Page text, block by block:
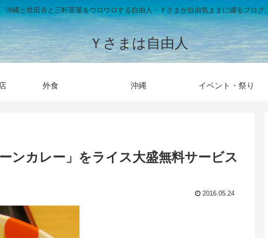
沖縄と世田谷と三軒茶屋をウロウロする自由人・Ｙさまが自由気ままに綴るブログ。
Ｙさまは自由人
外食 沖縄 イベント・祭り
ンカレー」をライス大盛無料サービス
2016.05.24